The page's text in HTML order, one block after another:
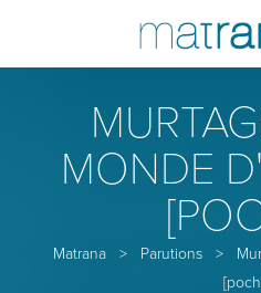
MONDE
Matrana > Parutions >